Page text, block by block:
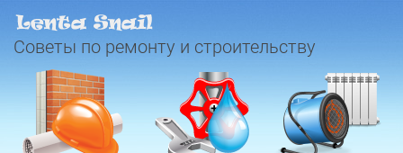
Советы по ремонту и строительству